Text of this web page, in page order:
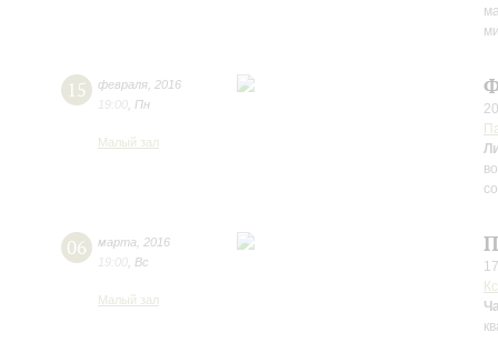
15 февраля 2016
19:00 Пн
Малый зал
06 марта
2016
19:00 Вс
Малый зал